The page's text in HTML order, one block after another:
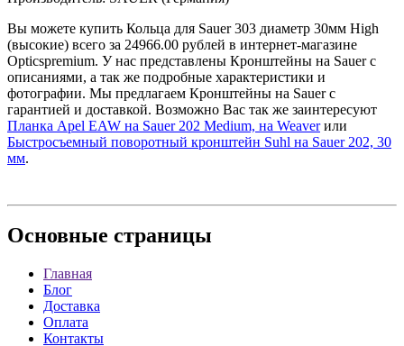
Вы можете купить Кольца для Sauer 303 диаметр 30мм High
(высокие) всего за 24966.00 рублей в интернет-магазине
Opticspremium. У нас представлены Кронштейны на Sauer с
описаниями, а так же подробные характеристики и
фотографии. Мы предлагаем Кронштейны на Sauer с
гарантией и доставкой. Возможно Вас так же заинтересуют
Планка Apel EAW на Sauer 202 Medium, на Weaverили
Быстросъемный поворотный кронштейн Suhl на Sauer 202, 30
мм.
Основные страницы
Главная
Блог
Доставка
Оплата
Контакты